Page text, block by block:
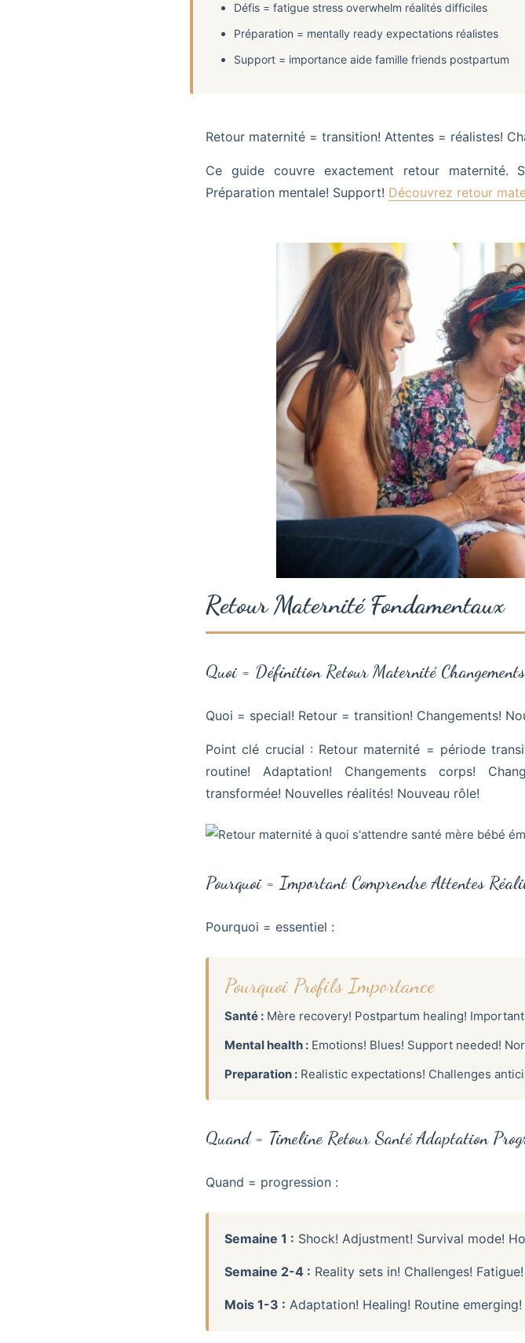
Défis = fatigue stress overwhelm réalités difficiles
Préparation = mentally ready expectations réalistes
Support = importance aide famille friends postpartum
Retour maternité = transition! Attentes = réalistes!
Ce guide couvre exactement retour maternité.
Préparation mentale! Support! Découvrez retour
Retour Maternité Fondamentaux
Quoi = Définition Retour Maternité
Quoi = special! Retour = transition! Changements!
Point clé crucial : Retour maternité = période
routine! Adaptation! Changements corps!
transformée! Nouvelles réalités! Nouveau rôle!
Pourquoi = Important Comprendre Attentes
Pourquoi = essentiel :
Pourquoi Profils Importance
Santé : Mère recovery! Postpartum healing!
Mental health : Emotions! Blues! Support needed!
Preparation : Realistic expectations! Challenges
Quand = Timeline Retour Santé Adaptation
Quand = progression :
Semaine 1 : Shock! Adjustment! Survival mode!
Semaine 2-4 : Reality sets in! Challenges!
Mois 1-3 : Adaptation! Healing! Routine